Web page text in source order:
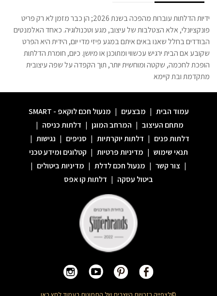
ידיות הדלתות עוברות מהפכה בשנת 2026; הן כבר מזמן לא רק פריט
פונקציונלי, אלא הצטלבות של עיצוב, מגע וטכנולוגיה. כאחד האלמנטים
הבודדים בחלל שאנו באים איתם במגע פיזי מדי יום, הידית היא הפרט
שקובע אם הבית ירגיש עכשווי ומתוכנן או מיושן. כיום, חומרת הדלתות
הופכת לחכמה, שקטה ומוחשית יותר, תוך הקפדה על שפה עיצובית
מתקדמת ובת קיימא
עמוד הבית | מבצעים | מנעול חכם לוקאפ - SMART
מתחם העיצוב | המרחב המוגן | דלתות כניסה |
דלתות פנים | דלתות יוקרתיות | סניפים | נגישות |
תנאי שימוש | מדיניות פרטיות | קטלוגים ומידע טכני
| צור קשר | מנעול חכם לדלת | מדיניות ביטולים |
ביטול עסקה | דלתות קו אפס